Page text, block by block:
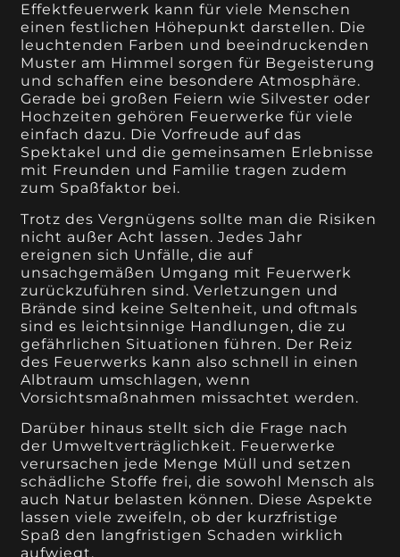
Effektfeuerwerk kann für viele Menschen
einen festlichen Höhepunkt darstellen. Die
leuchtenden Farben und beeindruckenden
Muster am Himmel sorgen für Begeisterung
und schaffen eine besondere Atmosphäre.
Gerade bei großen Feiern wie Silvester oder
Hochzeiten gehören Feuerwerke für viele
einfach dazu. Die Vorfreude auf das
Spektakel und die gemeinsamen Erlebnisse
mit Freunden und Familie tragen zudem
zum Spaßfaktor bei.
Trotz des Vergnügens sollte man die Risiken
nicht außer Acht lassen. Jedes Jahr
ereignen sich Unfälle, die auf
unsachgemäßen Umgang mit Feuerwerk
zurückzuführen sind. Verletzungen und
Brände sind keine Seltenheit, und oftmals
sind es leichtsinnige Handlungen, die zu
gefährlichen Situationen führen. Der Reiz
des Feuerwerks kann also schnell in einen
Albtraum umschlagen, wenn
Vorsichtsmaßnahmen missachtet werden.
Darüber hinaus stellt sich die Frage nach
der Umweltverträglichkeit. Feuerwerke
verursachen jede Menge Müll und setzen
schädliche Stoffe frei, die sowohl Mensch als
auch Natur belasten können. Diese Aspekte
lassen viele zweifeln, ob der kurzfristige
Spaß den langfristigen Schaden wirklich
aufwiegt.